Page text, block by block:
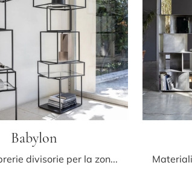
Babylon
Se cerchi librerie divisorie per la zona giorno, clicca e scopri le nostre soluzioni design: il modello Babylon Mogg ti sta aspettando!